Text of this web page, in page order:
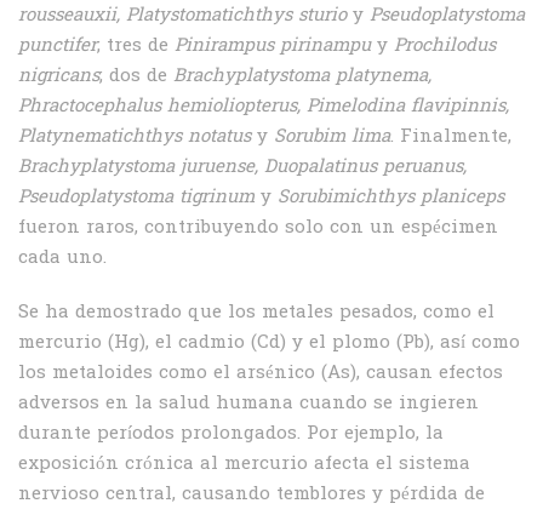
rousseauxii, Platystomatichthys sturioy Pseudoplatystoma
punctifer; tres de Pinirampus pirinampuy Prochilodus
nigricans; dos de Brachyplatystoma platynema,
Phractocephalus hemioliopterus, Pimelodina flavipinnis,
Platynematichthys notatusy Sorubim lima. Finalmente,
Brachyplatystoma juruense, Duopalatinus peruanus,
Pseudoplatystoma tigrinum y Sorubimichthys planiceps
fueron raros, contribuyendo solo con un espécimen
cada uno.
Se ha demostrado que los metales pesados, como el
mercurio (Hg), el cadmio (Cd) y el plomo (Pb), así como
los metaloides como el arsénico (As), causan efectos
adversos en la salud humana cuando se ingieren
durante períodos prolongados. Por ejemplo, la
exposición crónica al mercurio afecta el sistema
nervioso central, causando temblores y pérdida de